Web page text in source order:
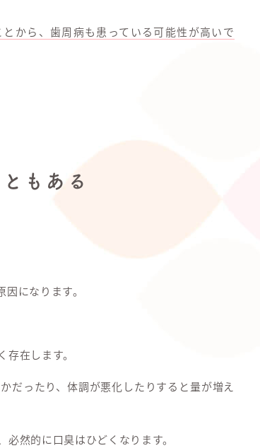
から、歯周病も患っている可能性が高いで
もある
になります。
在します。
だったり、体調が悪化したりすると量が増え
然的に口臭はひどくなります。